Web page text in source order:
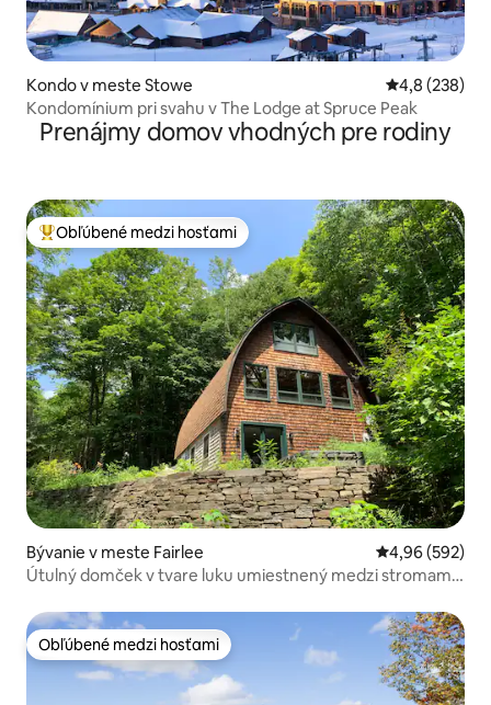
Kondo v meste Stowe Priemerné
4,8 (238)
Kondomínium pri svahu v The Lodge at Spruce Peak
Prenájmy domov vhodných pre rodiny
Najobľúbenejšie medzi hosťami
Obľúbené medzi hosťami
Bývanie v meste Fairlee Priemerné
4,96 (592)
Útulný domček v tvare luku umiestnený medzi stromami
Obľúbené medzi hosťami
Obľúbené medzi hosťami